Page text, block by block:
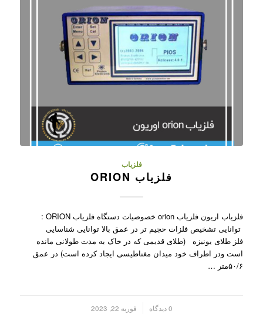
فلزیاب
فلزیاب ORION
فلزیاب اریون فلزیاب orion خصوصیات دستگاه فلزیاب ORION :
توانایی تشخیص فلزات حجیم تر در عمق بالا توانایی شناسایی
فلز طلای یونیزه (طلای قدیمی که در خاک به مدت طولانی مانده
است ودر اطراف خود میدان مغناطیسی ایجاد کرده است) در عمق
۵۰/۶متر …
0 دیدگاه فوریه 22, 2023